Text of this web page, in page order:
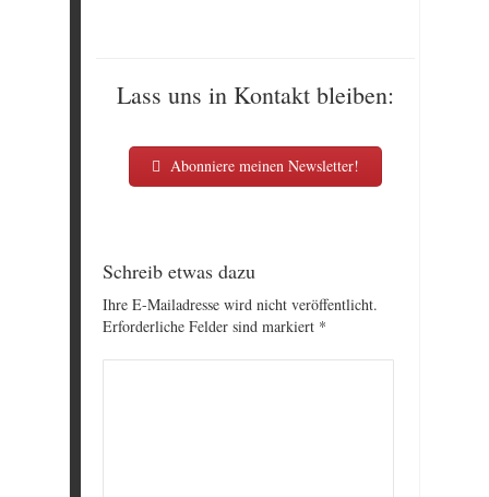
Lass uns in Kontakt bleiben:
Abonniere meinen Newsletter!
Schreib etwas dazu
Ihre E-Mailadresse wird nicht veröffentlicht.
Erforderliche Felder sind markiert *